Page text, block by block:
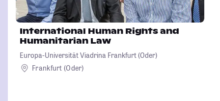
International Human Rights and
Humanitarian Law
Europa-Universität Viadrina Frankfurt (Oder)
Frankfurt (Oder)